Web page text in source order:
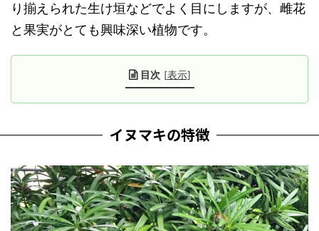
り揃えられた生け垣などでよく目にしますが、雌花
と果実がとても興味深い植物です。
目次 [表示]
イヌマキの特徴